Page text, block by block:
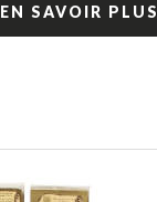
EN SAVOIR PLUS